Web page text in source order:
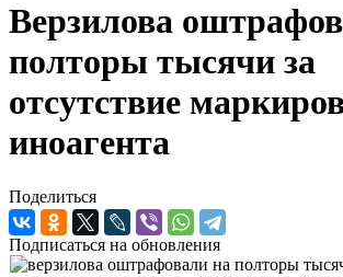
Верзилова
полторы тысячи за
отсутствие
иноагента
Поделиться
Подписаться на обновления